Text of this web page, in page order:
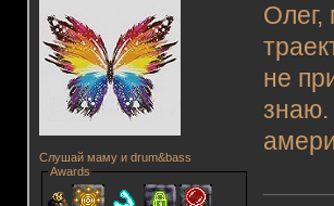
Слушай маму и drum&bass
Awards
Олег,
не
знаю.